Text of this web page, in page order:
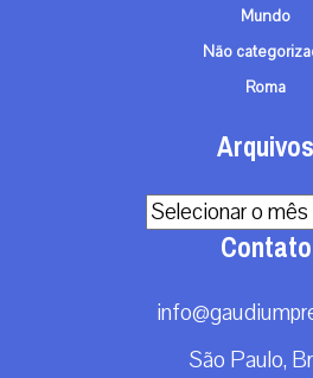
Mundo
Não
Roma
Arquivos
Arquivos
Contato
São Paulo,